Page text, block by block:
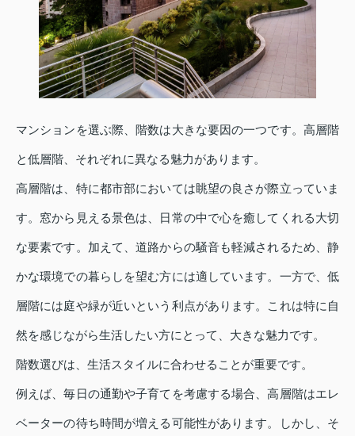
マンションを選ぶ際、階数は大きな要因の一つです。高層階
と低層階、それぞれに異なる魅力があります。
高層階は、特に都市部においては眺望の良さが際立っていま
す。窓から見える景色は、日常の中で心を癒してくれる大切
な要素です。加えて、道路からの騒音も軽減されるため、静
かな環境での暮らしを望む方には適しています。一方で、低
層階には庭や緑が近いという利点があります。これは特に自
然を感じながら生活したい方にとって、大きな魅力です。
階数選びは、生活スタイルに合わせることが重要です。
例えば、毎日の通勤や子育てを考慮する場合、高層階はエレ
ベーターの待ち時間が増える可能性があります。しかし、そ